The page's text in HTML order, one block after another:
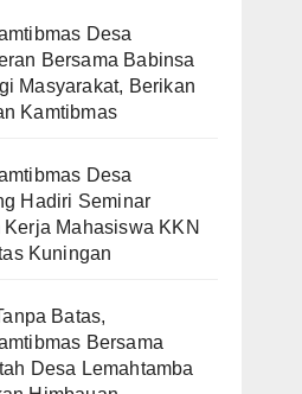
Desa
Bersama Babinsa
Masyarakat, Berikan
Kamtibmas
Desa
Hadiri Seminar
Kerja Mahasiswa KKN
Kuningan
Batas,
Bersama
Desa Lemahtamba